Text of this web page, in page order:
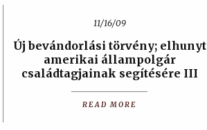
11/16/09
Új bevándorlási törvény; elhunyt
amerikai állampolgár
családtagjainak segítésére III
READ MORE